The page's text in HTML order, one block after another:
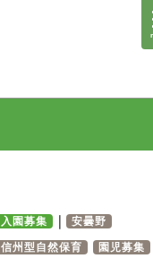
入園募集 ｜ 安曇野
信州型自然保育 園児募集